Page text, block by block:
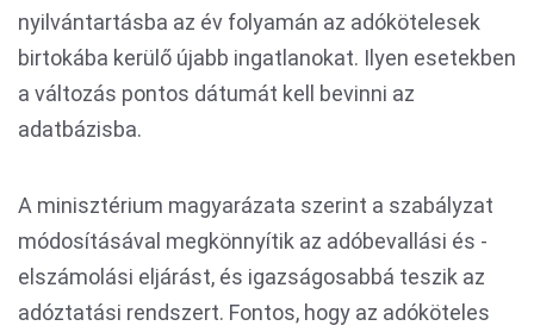
nyilvántartásba az év folyamán az adókötelesek
birtokába kerülő újabb ingatlanokat. Ilyen esetekben
a változás pontos dátumát kell bevinni az
adatbázisba.
A minisztérium magyarázata szerint a szabályzat
módosításával megkönnyítik az adóbevallási és -
elszámolási eljárást, és igazságosabbá teszik az
adóztatási rendszert. Fontos, hogy az adóköteles